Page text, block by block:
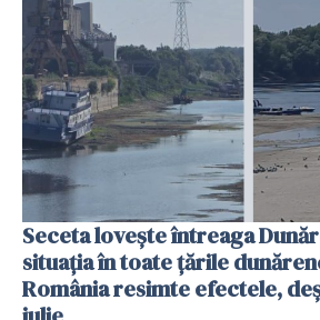
Seceta lovește întreaga
situația în toate țările
România resimte efectele,